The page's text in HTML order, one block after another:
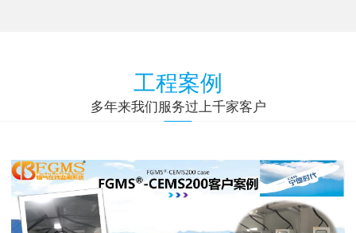
工程案例
多年来我们服务过上千家客户